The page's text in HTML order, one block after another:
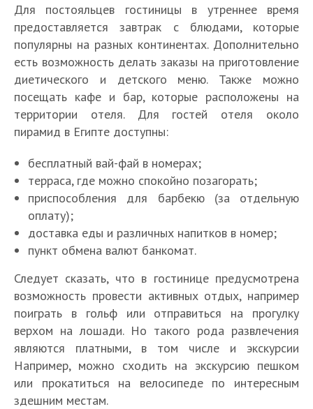
Для постояльцев гостиницы в утреннее время
предоставляется завтрак с блюдами, которые
популярны на разных континентах. Дополнительно
есть возможность делать заказы на приготовление
диетического и детского меню. Также можно
посещать кафе и бар, которые расположены на
территории отеля. Для гостей отеля около
пирамид в Египте доступны:
бесплатный вай-фай в номерах;
терраса, где можно спокойно позагорать;
приспособления для барбекю (за отдельную
оплату);
доставка еды и различных напитков в номер;
пункт обмена валют банкомат.
Следует сказать, что в гостинице предусмотрена
возможность провести активных отдых, например
поиграть в гольф или отправиться на прогулку
верхом на лошади. Но такого рода развлечения
являются платными, в том числе и экскурсии
Например, можно сходить на экскурсию пешком
или прокатиться на велосипеде по интересным
здешним местам.